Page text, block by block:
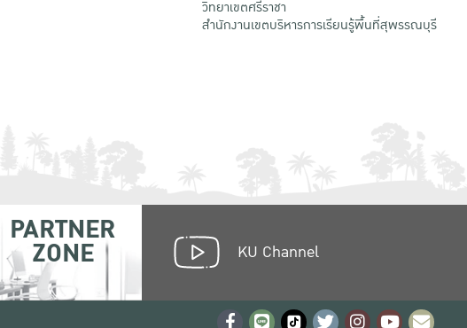
วิทยาเขตศรีราชา
สำนักงานเขตบริหารการเรียนรู้พื้นที่สุพรรณบุรี
PARTNER
ZONE KU Channel